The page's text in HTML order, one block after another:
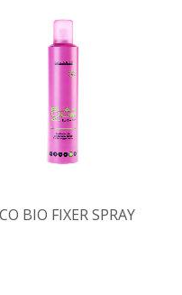
BIO FIXER SPRAY